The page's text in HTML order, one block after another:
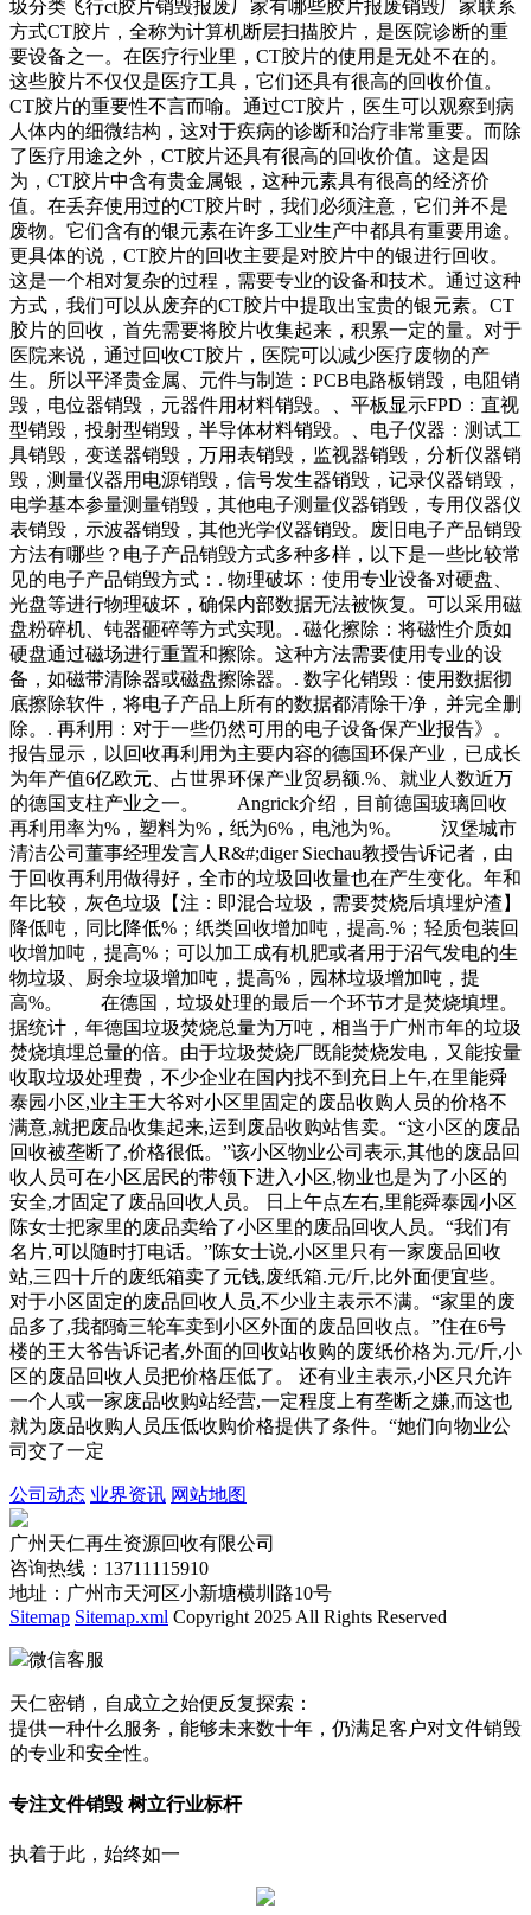
圾分类飞行ct胶片销毁报废厂家有哪些胶片报废销毁厂家联系
方式CT胶片，全称为计算机断层扫描胶片，是医院诊断的重
要设备之一。在医疗行业里，CT胶片的使用是无处不在的。
这些胶片不仅仅是医疗工具，它们还具有很高的回收价值。
CT胶片的重要性不言而喻。通过CT胶片，医生可以观察到病
人体内的细微结构，这对于疾病的诊断和治疗非常重要。而除
了医疗用途之外，CT胶片还具有很高的回收价值。这是因
为，CT胶片中含有贵金属银，这种元素具有很高的经济价
值。在丢弃使用过的CT胶片时，我们必须注意，它们并不是
废物。它们含有的银元素在许多工业生产中都具有重要用途。
更具体的说，CT胶片的回收主要是对胶片中的银进行回收。
这是一个相对复杂的过程，需要专业的设备和技术。通过这种
方式，我们可以从废弃的CT胶片中提取出宝贵的银元素。CT
胶片的回收，首先需要将胶片收集起来，积累一定的量。对于
医院来说，通过回收CT胶片，医院可以减少医疗废物的产
生。所以平泽贵金属、元件与制造：PCB电路板销毁，电阻销
毁，电位器销毁，元器件用材料销毁。、平板显示FPD：直视
型销毁，投射型销毁，半导体材料销毁。、电子仪器：测试工
具销毁，变送器销毁，万用表销毁，监视器销毁，分析仪器销
毁，测量仪器用电源销毁，信号发生器销毁，记录仪器销毁，
电学基本参量测量销毁，其他电子测量仪器销毁，专用仪器仪
表销毁，示波器销毁，其他光学仪器销毁。废旧电子产品销毁
方法有哪些？电子产品销毁方式多种多样，以下是一些比较常
见的电子产品销毁方式：. 物理破坏：使用专业设备对硬盘、
光盘等进行物理破坏，确保内部数据无法被恢复。可以采用磁
盘粉碎机、钝器砸碎等方式实现。. 磁化擦除：将磁性介质如
硬盘通过磁场进行重置和擦除。这种方法需要使用专业的设
备，如磁带清除器或磁盘擦除器。. 数字化销毁：使用数据彻
底擦除软件，将电子产品上所有的数据都清除干净，并完全删
除。. 再利用：对于一些仍然可用的电子设备保产业报告》。
报告显示，以回收再利用为主要内容的德国环保产业，已成长
为年产值6亿欧元、占世界环保产业贸易额.%、就业人数近万
的德国支柱产业之一。 Angrick介绍，目前德国玻璃回收
再利用率为%，塑料为%，纸为6%，电池为%。 汉堡城市
清洁公司董事经理发言人R&#;diger Siechau教授告诉记者，由
于回收再利用做得好，全市的垃圾回收量也在产生变化。年和
年比较，灰色垃圾【注：即混合垃圾，需要焚烧后填埋炉渣】
降低吨，同比降低%；纸类回收增加吨，提高.%；轻质包装回
收增加吨，提高%；可以加工成有机肥或者用于沼气发电的生
物垃圾、厨余垃圾增加吨，提高%，园林垃圾增加吨，提
高%。 在德国，垃圾处理的最后一个环节才是焚烧填埋。
据统计，年德国垃圾焚烧总量为万吨，相当于广州市年的垃圾
焚烧填埋总量的倍。由于垃圾焚烧厂既能焚烧发电，又能按量
收取垃圾处理费，不少企业在国内找不到充日上午,在里能舜
泰园小区,业主王大爷对小区里固定的废品收购人员的价格不
满意,就把废品收集起来,运到废品收购站售卖。“这小区的废品
回收被垄断了,价格很低。”该小区物业公司表示,其他的废品回
收人员可在小区居民的带领下进入小区,物业也是为了小区的
安全,才固定了废品回收人员。 日上午点左右,里能舜泰园小区
陈女士把家里的废品卖给了小区里的废品回收人员。“我们有
名片,可以随时打电话。”陈女士说,小区里只有一家废品回收
站,三四十斤的废纸箱卖了元钱,废纸箱.元/斤,比外面便宜些。
对于小区固定的废品回收人员,不少业主表示不满。“家里的废
品多了,我都骑三轮车卖到小区外面的废品回收点。”住在6号
楼的王大爷告诉记者,外面的回收站收购的废纸价格为.元/斤,小
区的废品回收人员把价格压低了。 还有业主表示,小区只允许
一个人或一家废品收购站经营,一定程度上有垄断之嫌,而这也
就为废品收购人员压低收购价格提供了条件。“她们向物业公
司交了一定
公司动态 业界资讯 网站地图
广州天仁再生资源回收有限公司
咨询热线：13711115910
地址：广州市天河区小新塘横圳路10号
Sitemap Sitemap.xml Copyright 2025 All Rights Reserved
微信客服
天仁密销，自成立之始便反复探索：
提供一种什么服务，能够未来数十年，仍满足客户对文件销毁
的专业和安全性。
专注文件销毁 树立行业标杆
执着于此，始终如一